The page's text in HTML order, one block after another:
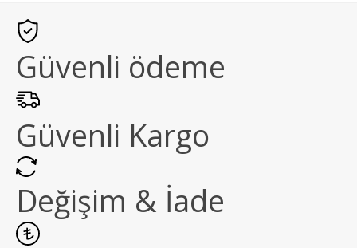
Güvenli ödeme
Güvenli Kargo
Değişim & İade